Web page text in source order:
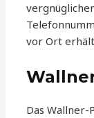
vor Ort
Das